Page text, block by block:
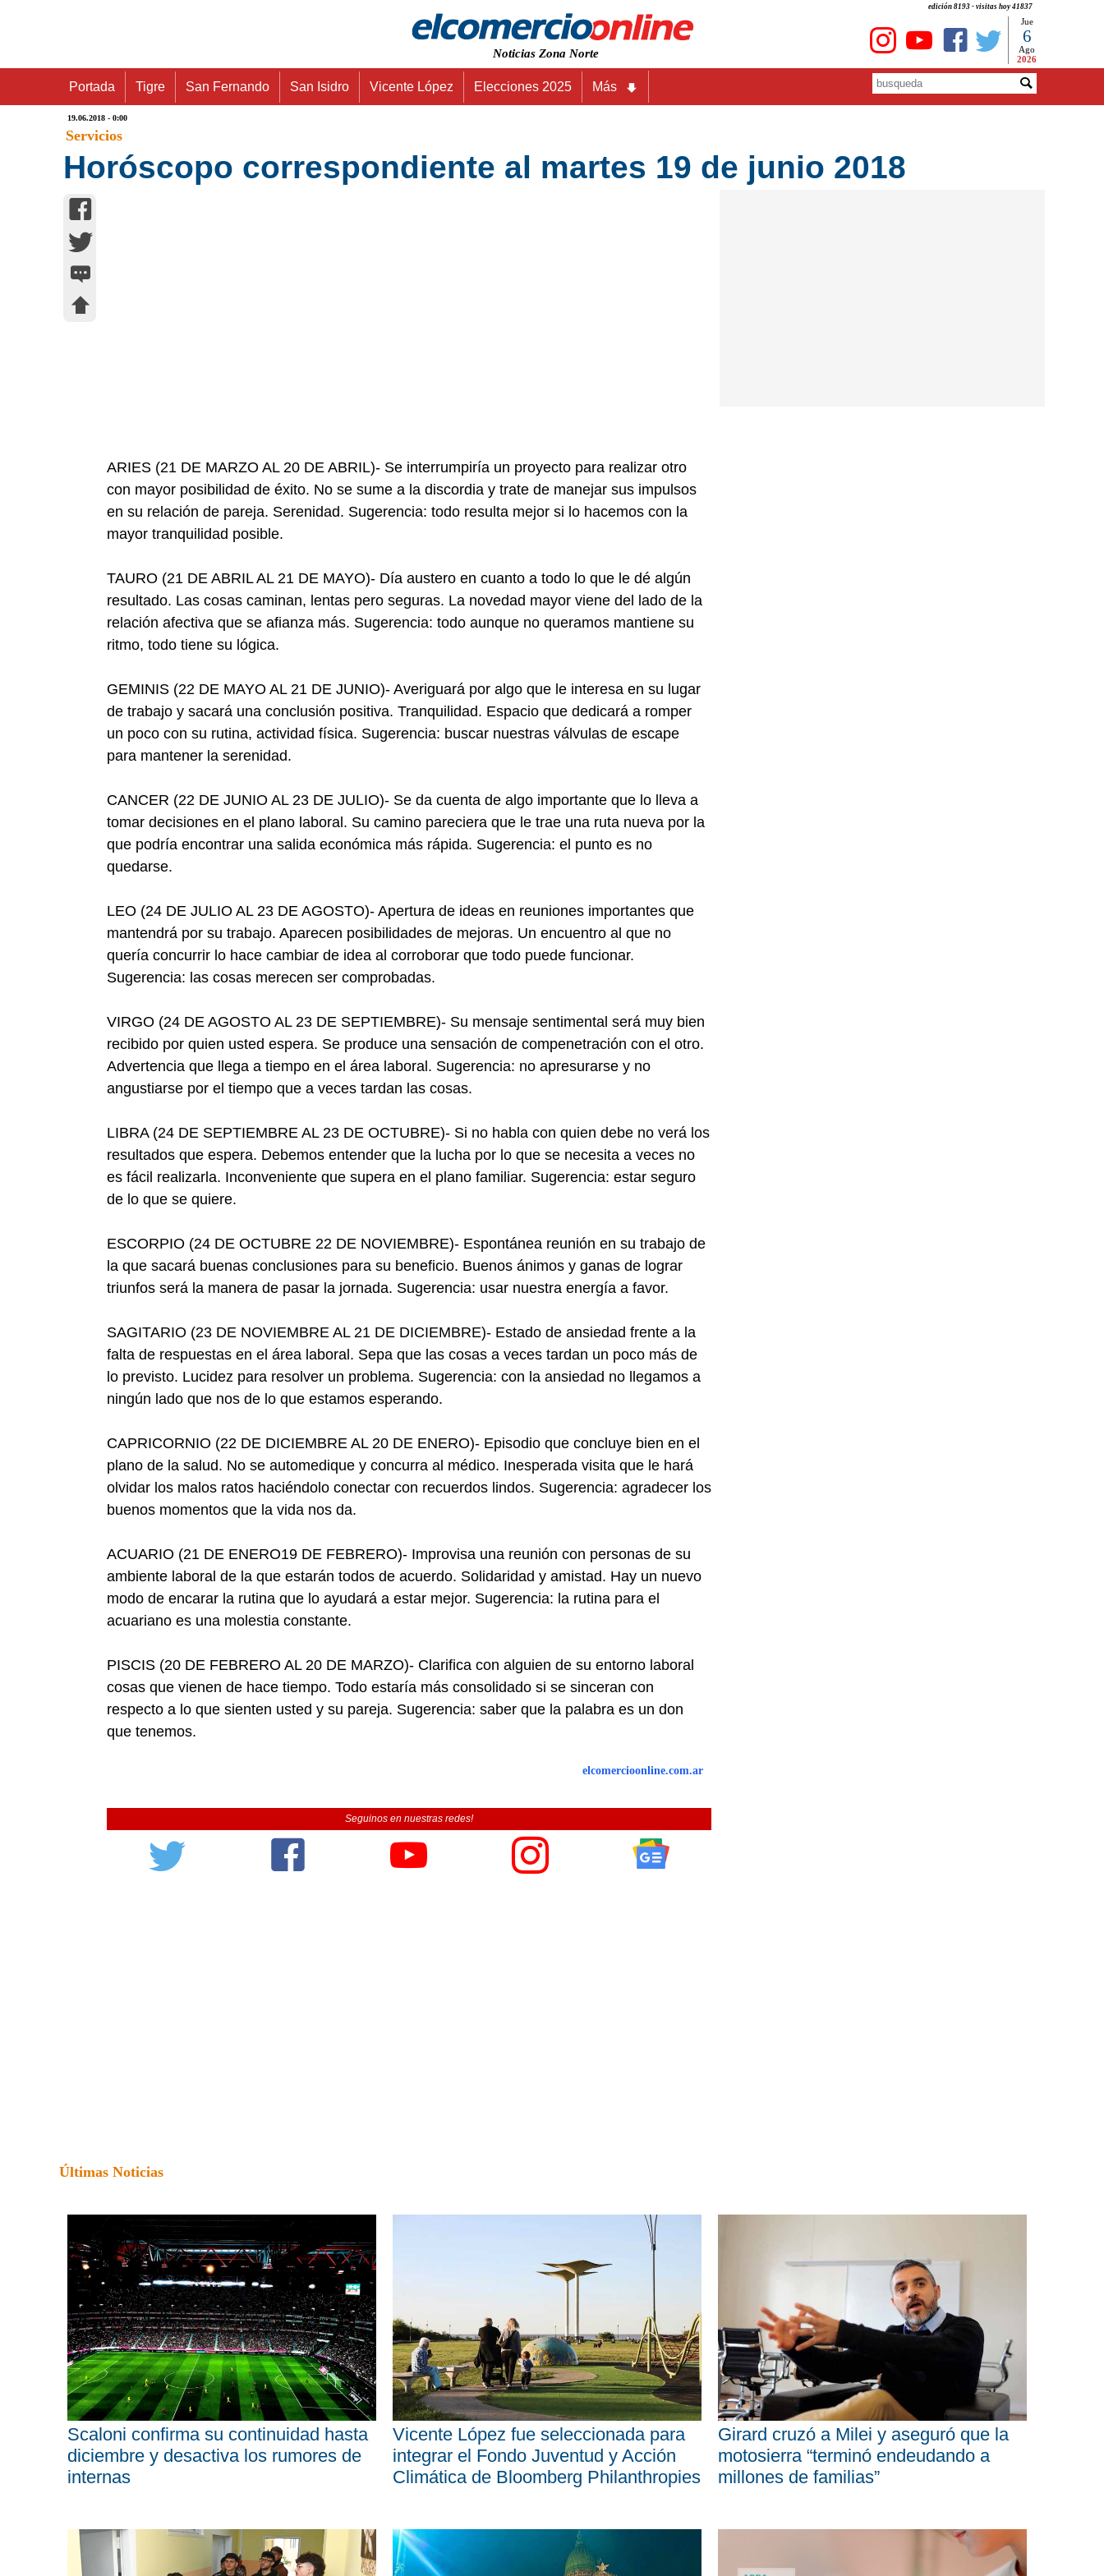
edición 8193 - visitas hoy 41837
Noticias Zona Norte
Jue
6
Ago
2026
Portada Tigre San Fernando San Isidro Vicente López Elecciones 2025 Más
19.06.2018 - 0:00
Servicios
Horóscopo correspondiente al martes 19 de junio 2018
ARIES (21 DE MARZO AL 20 DE ABRIL)- Se interrumpiría un proyecto para realizar otro
con mayor posibilidad de éxito. No se sume a la discordia y trate de manejar sus impulsos
en su relación de pareja. Serenidad. Sugerencia: todo resulta mejor si lo hacemos con la
mayor tranquilidad posible.
TAURO (21 DE ABRIL AL 21 DE MAYO)- Día austero en cuanto a todo lo que le dé algún
resultado. Las cosas caminan, lentas pero seguras. La novedad mayor viene del lado de la
relación afectiva que se afianza más. Sugerencia: todo aunque no queramos mantiene su
ritmo, todo tiene su lógica.
GEMINIS (22 DE MAYO AL 21 DE JUNIO)- Averiguará por algo que le interesa en su lugar
de trabajo y sacará una conclusión positiva. Tranquilidad. Espacio que dedicará a romper
un poco con su rutina, actividad física. Sugerencia: buscar nuestras válvulas de escape
para mantener la serenidad.
CANCER (22 DE JUNIO AL 23 DE JULIO)- Se da cuenta de algo importante que lo lleva a
tomar decisiones en el plano laboral. Su camino pareciera que le trae una ruta nueva por la
que podría encontrar una salida económica más rápida. Sugerencia: el punto es no
quedarse.
LEO (24 DE JULIO AL 23 DE AGOSTO)- Apertura de ideas en reuniones importantes que
mantendrá por su trabajo. Aparecen posibilidades de mejoras. Un encuentro al que no
quería concurrir lo hace cambiar de idea al corroborar que todo puede funcionar.
Sugerencia: las cosas merecen ser comprobadas.
VIRGO (24 DE AGOSTO AL 23 DE SEPTIEMBRE)- Su mensaje sentimental será muy bien
recibido por quien usted espera. Se produce una sensación de compenetración con el otro.
Advertencia que llega a tiempo en el área laboral. Sugerencia: no apresurarse y no
angustiarse por el tiempo que a veces tardan las cosas.
LIBRA (24 DE SEPTIEMBRE AL 23 DE OCTUBRE)- Si no habla con quien debe no verá los
resultados que espera. Debemos entender que la lucha por lo que se necesita a veces no
es fácil realizarla. Inconveniente que supera en el plano familiar. Sugerencia: estar seguro
de lo que se quiere.
ESCORPIO (24 DE OCTUBRE 22 DE NOVIEMBRE)- Espontánea reunión en su trabajo de
la que sacará buenas conclusiones para su beneficio. Buenos ánimos y ganas de lograr
triunfos será la manera de pasar la jornada. Sugerencia: usar nuestra energía a favor.
SAGITARIO (23 DE NOVIEMBRE AL 21 DE DICIEMBRE)- Estado de ansiedad frente a la
falta de respuestas en el área laboral. Sepa que las cosas a veces tardan un poco más de
lo previsto. Lucidez para resolver un problema. Sugerencia: con la ansiedad no llegamos a
ningún lado que nos de lo que estamos esperando.
CAPRICORNIO (22 DE DICIEMBRE AL 20 DE ENERO)- Episodio que concluye bien en el
plano de la salud. No se automedique y concurra al médico. Inesperada visita que le hará
olvidar los malos ratos haciéndolo conectar con recuerdos lindos. Sugerencia: agradecer los
buenos momentos que la vida nos da.
ACUARIO (21 DE ENERO19 DE FEBRERO)- Improvisa una reunión con personas de su
ambiente laboral de la que estarán todos de acuerdo. Solidaridad y amistad. Hay un nuevo
modo de encarar la rutina que lo ayudará a estar mejor. Sugerencia: la rutina para el
acuariano es una molestia constante.
PISCIS (20 DE FEBRERO AL 20 DE MARZO)- Clarifica con alguien de su entorno laboral
cosas que vienen de hace tiempo. Todo estaría más consolidado si se sinceran con
respecto a lo que sienten usted y su pareja. Sugerencia: saber que la palabra es un don
que tenemos.
elcomercioonline.com.ar
Seguinos en nuestras redes!
Últimas Noticias
Scaloni confirma su continuidad hasta
diciembre y desactiva los rumores de
internas
Vicente López fue seleccionada para
integrar el Fondo Juventud y Acción
Climática de Bloomberg Philanthropies
Girard cruzó a Milei y aseguró que la
motosierra “terminó endeudando a
millones de familias”